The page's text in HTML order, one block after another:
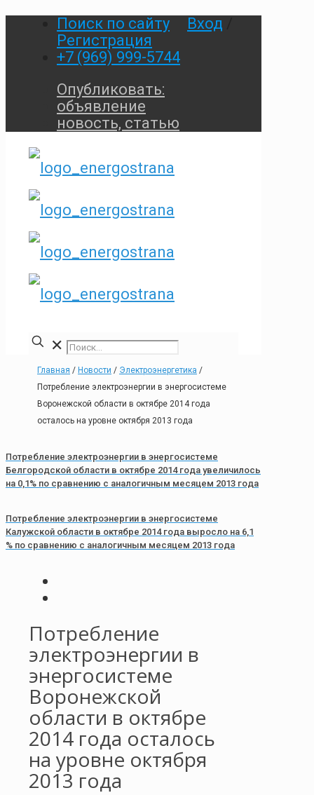
Поиск по сайту Вход
Регистрация
+7 (969) 999-5744
Опубликовать:
объявление
новость, статью
✕
Главная / Новости / Электроэнергетика /
Потребление электроэнергии в энергосистеме
Воронежской области в октябре 2014 года
осталось на уровне октября 2013 года
Потребление электроэнергии в энергосистеме
Белгородской области в октябре 2014 года увеличилось
на 0,1% по сравнению с аналогичным месяцем 2013 года
Потребление электроэнергии в энергосистеме
Калужской области в октябре 2014 года выросло на 6,1
% по сравнению с аналогичным месяцем 2013 года
Потребление
электроэнергии в
энергосистеме
Воронежской
области в октябре
2014 года осталось
на уровне октября
2013 года